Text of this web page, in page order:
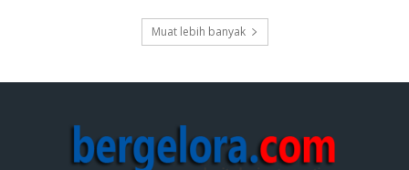
Muat lebih banyak